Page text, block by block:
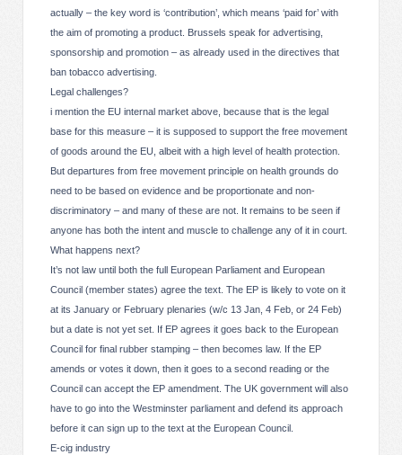
actually – the key word is ‘contribution’, which means ‘paid for’ with
the aim of promoting a product. Brussels speak for advertising,
sponsorship and promotion – as already used in the directives that
ban tobacco advertising.
Legal challenges?
i mention the EU internal market above, because that is the legal
base for this measure – it is supposed to support the free movement
of goods around the EU, albeit with a high level of health protection.
But departures from free movement principle on health grounds do
need to be based on evidence and be proportionate and non-
discriminatory – and many of these are not. It remains to be seen if
anyone has both the intent and muscle to challenge any of it in court.
What happens next?
It’s not law until both the full European Parliament and European
Council (member states) agree the text. The EP is likely to vote on it
at its January or February plenaries (w/c 13 Jan, 4 Feb, or 24 Feb)
but a date is not yet set. If EP agrees it goes back to the European
Council for final rubber stamping – then becomes law. If the EP
amends or votes it down, then it goes to a second reading or the
Council can accept the EP amendment. The UK government will also
have to go into the Westminster parliament and defend its approach
before it can sign up to the text at the European Council.
E-cig industry